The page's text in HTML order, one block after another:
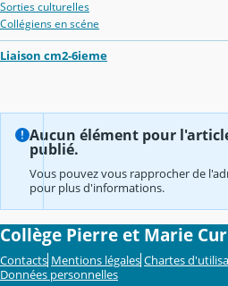
Sorties culturelles
Collégiens en scéne
Liaison cm2-6ieme
Aucun élément pour
publié.
Vous pouvez vous rapprocher de
pour plus d'informations.
Collège Pierre et Marie
Contacts Mentions légales Chartes
Données personnelles